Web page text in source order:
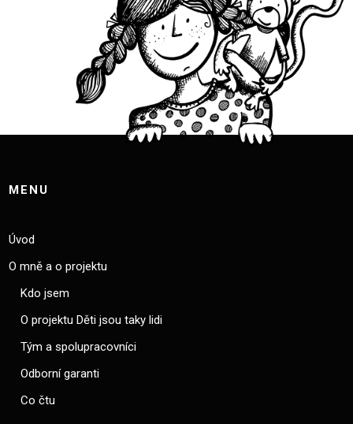
MENU
Úvod
O mně a o projektu
Kdo jsem
O projektu Děti jsou taky lidi
Tým a spolupracovníci
Odborní garanti
Co čtu